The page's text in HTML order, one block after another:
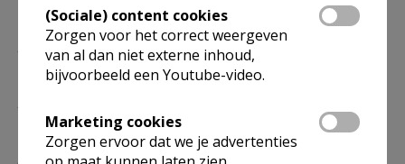
10/01
14/02
11.00 Eucharistie
14/03
11.00 Eucharistie
(Sociale) content cookies
Zorgen voor het correct weergeven
van al dan niet externe inhoud,
bijvoorbeeld een Youtube-video.
Marketing cookies
Zorgen ervoor dat we je advertenties